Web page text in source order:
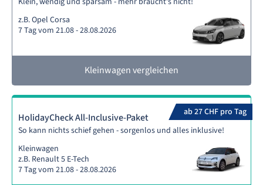
z.B. Opel Corsa
7 Tag vom 21.08 - 28.08.2026
Kleinwagen vergleichen
ab 27 CHF pro Tag
HolidayCheck All-Inclusive-Paket
So kann nichts schief gehen - sorgenlos und alles inklusive!
Kleinwagen
z.B. Renault 5 E-Tech
7 Tag vom 21.08 - 28.08.2026